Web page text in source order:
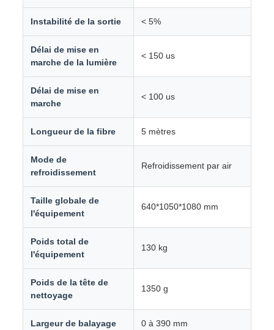
Instabilité de la sortie < 5%
Délai de mise en
marche de la lumière
< 150 us
Délai de mise en
marche
< 100 us
Longueur de la fibre 5 mètres
Mode de
refroidissement
Refroidissement par air
Taille globale de
l'équipement
640*1050*1080 mm
Poids total de
l'équipement
130 kg
Poids de la tête de
nettoyage
1350 g
Largeur de balayage 0 à 390 mm